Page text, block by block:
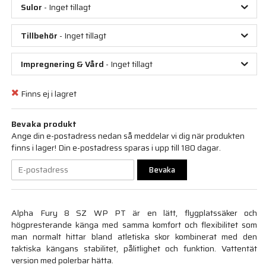
Sulor - Inget tillagt
Tillbehör - Inget tillagt
Impregnering & Vård - Inget tillagt
Finns ej i lagret
Bevaka produkt
Ange din e-postadress nedan så meddelar vi dig när produkten
finns i lager! Din e-postadress sparas i upp till 180 dagar.
Bevaka
Alpha Fury 8 SZ WP PT är en lätt, flygplatssäker och
högpresterande känga med samma komfort och flexibilitet som
man normalt hittar bland atletiska skor kombinerat med den
taktiska kängans stabilitet, pålitlighet och funktion. Vattentät
version med polerbar hätta.